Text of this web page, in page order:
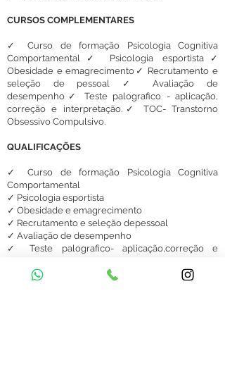
CURSOS COMPLEMENTARES
✓ Curso de formação Psicologia Cognitiva
Comportamental✓ Psicologia esportista✓
Obesidade e emagrecimento✓ Recrutamento e
seleção de
pessoal ✓ Avaliação de
desempenho✓ Teste palografico - aplicação,
correção e interpretação.✓ TOC- Transtorno
Obsessivo Compulsivo.
QUALIFICAÇÕES
✓ Curso de formação Psicologia Cognitiva
Comportamental
✓ Psicologia esportista
✓ Obesidade e emagrecimento
✓ Recrutamento e seleção depessoal
✓ Avaliação de desempenho
✓ Teste palografico- aplicação,correção e
✓ TOC- Transtorno ObsessivoCompulsivo